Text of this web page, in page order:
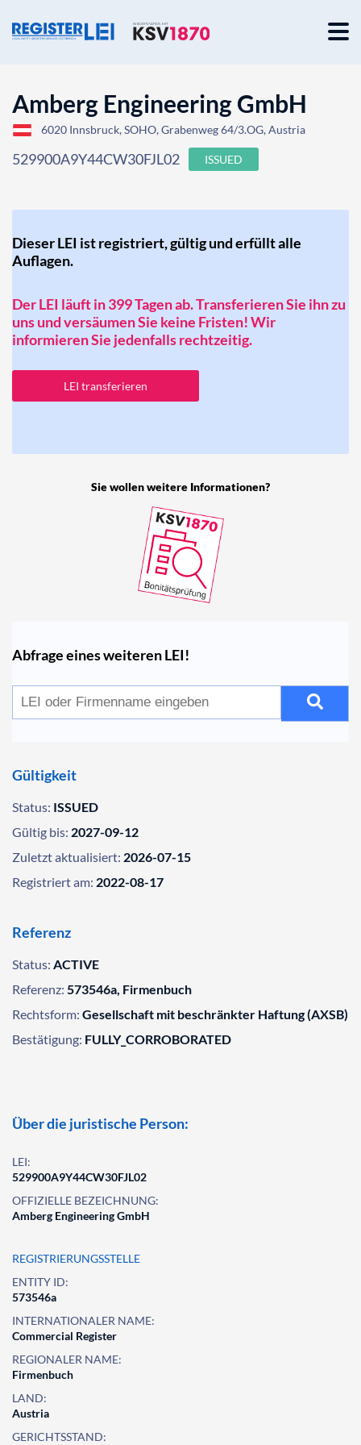
Amberg Engineering GmbH
6020 Innsbruck, SOHO, Grabenweg 64/3.OG, Austria
529900A9Y44CW30FJL02 ISSUED
Dieser LEI ist registriert, gültig und erfüllt alle
Auflagen.
Der LEI läuft in 399 Tagen ab. Transferieren Sie ihn zu
uns und versäumen Sie keine Fristen! Wir
informieren Sie jedenfalls rechtzeitig.
LEI transferieren
Sie wollen weitere Informationen?
Abfrage eines weiteren LEI!
Gültigkeit
Status: ISSUED
Gültig bis: 2027-09-12
Zuletzt aktualisiert: 2026-07-15
Registriert am: 2022-08-17
Referenz
Status: ACTIVE
Referenz: 573546a, Firmenbuch
Rechtsform: Gesellschaft mit beschränkter Haftung (AXSB)
Bestätigung: FULLY_CORROBORATED
Über die juristische Person:
LEI:
529900A9Y44CW30FJL02
OFFIZIELLE BEZEICHNUNG:
Amberg Engineering GmbH
REGISTRIERUNGSSTELLE
ENTITY ID:
573546a
INTERNATIONALER NAME:
Commercial Register
REGIONALER NAME:
Firmenbuch
LAND:
Austria
GERICHTSSTAND: